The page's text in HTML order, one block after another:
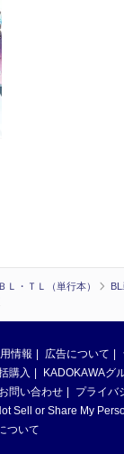
ＢＬ・ＴＬ（単行本）
情報 広告について
購入
KADOKAWAグ
お問い合わせ
プライバ
Sell or Share My
ついて